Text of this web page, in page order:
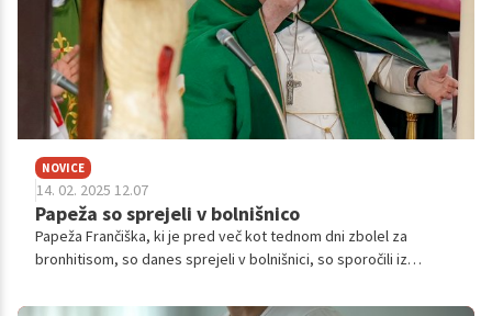
NOVICE
14. 02. 2025 12.07
Papeža so sprejeli v bolnišnico
Papeža Frančiška, ki je pred več kot tednom dni zbolel za
bronhitisom, so danes sprejeli v bolnišnici, so sporočili iz
na kliniki v Rimu, kjer bodo opravili tudi diagnostične preiskave.